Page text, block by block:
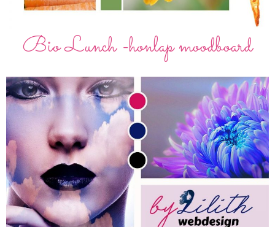
Bio Lunch -honlap moodboard